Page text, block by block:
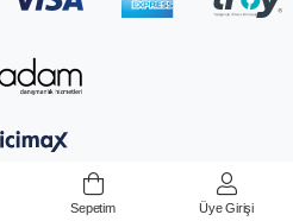
Sepetim Üye Girişi